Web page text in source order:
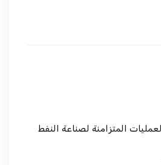
المتزامنة لصناعة النفط